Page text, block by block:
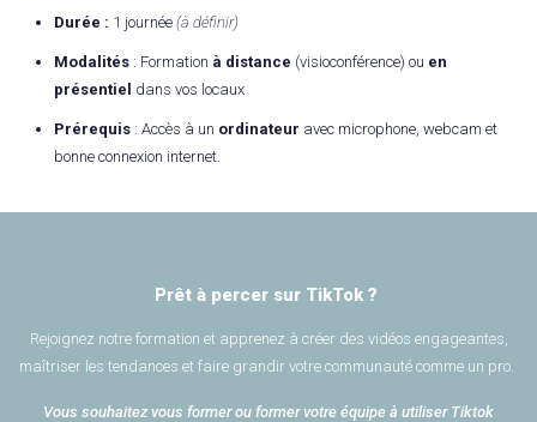
Durée : 1 journée (à définir)
Modalités : Formation à distance (visioconférence) ou en
présentiel dans vos locaux
Prérequis : Accès à un ordinateur avec microphone, webcam et
bonne connexion internet.
Prêt à percer sur TikTok ?
Rejoignez notre formation et apprenez à créer des vidéos engageantes,
maîtriser les tendances et faire grandir votre communauté comme un pro.
Vous souhaitez vous former ou former votre équipe à utiliser Tiktok